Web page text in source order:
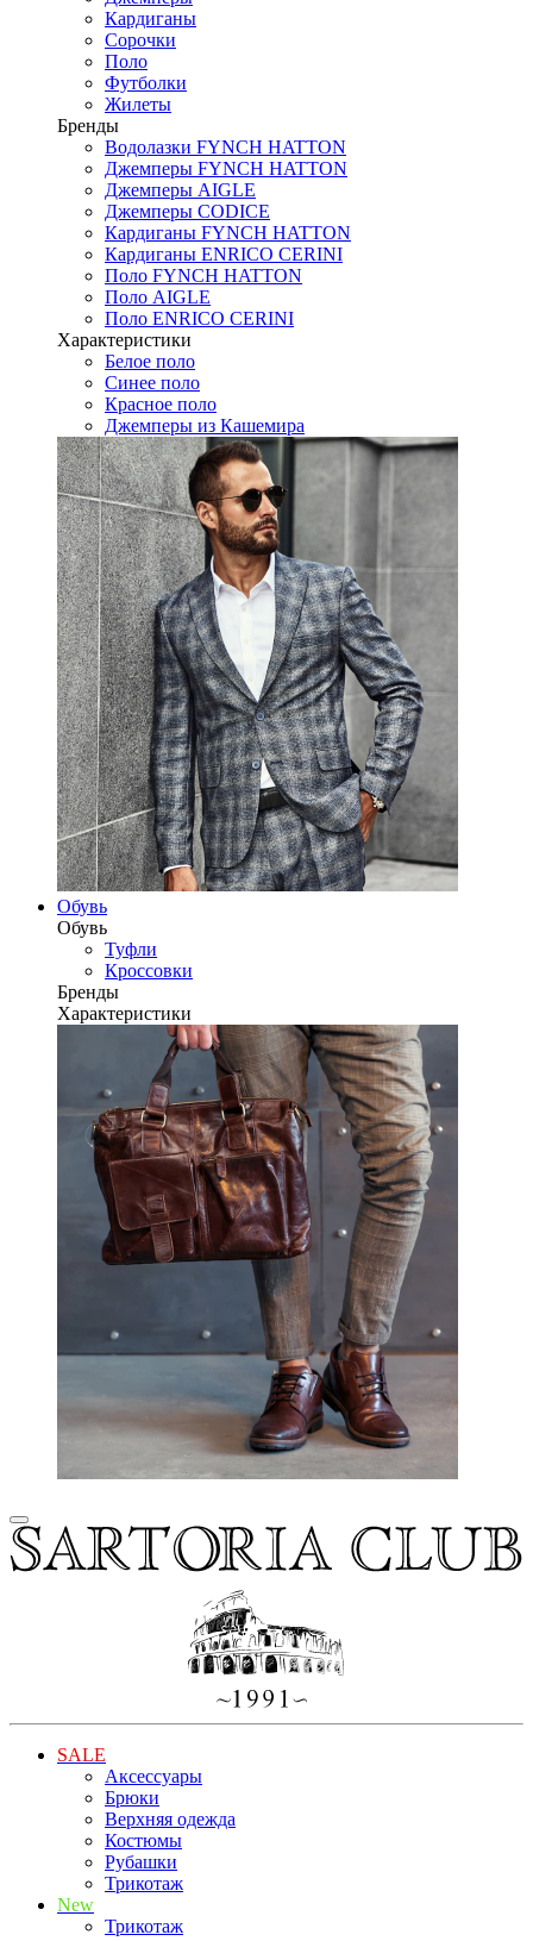
Кардиганы
Сорочки
Поло
Футболки
Жилеты
Бренды
Водолазки FYNCH HATTON
Джемперы FYNCH HATTON
Джемперы AIGLE
Джемперы CODICE
Кардиганы FYNCH HATTON
Кардиганы ENRICO CERINI
Поло FYNCH HATTON
Поло AIGLE
Поло ENRICO CERINI
Характеристики
Белое поло
Синее поло
Красное поло
Джемперы из Кашемира
Обувь
Обувь
Туфли
Кроссовки
Бренды
Характеристики
SALE
Аксессуары
Брюки
Верхняя одежда
Костюмы
Рубашки
Трикотаж
New
Трикотаж